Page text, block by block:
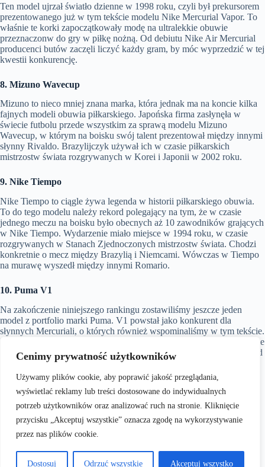
Cenimy prywatność użytkowników
Używamy plików cookie, aby poprawić jakość przeglądania,
wyświetlać reklamy lub treści dostosowane do indywidualnych
potrzeb użytkowników oraz analizować ruch na stronie. Kliknięcie
przycisku „Akceptuj wszystkie” oznacza zgodę na wykorzystywanie
przez nas plików cookie.
Dostosuj Odrzuć wszystkie Akceptuj wszystko
Ten model ujrzał światło dzienne w 1998 roku, czyli był prekursorem
prezentowanego już w tym tekście modelu Nike Mercurial Vapor. To
właśnie te korki zapoczątkowały modę na ultralekkie obuwie
przeznaczonw do gry w piłkę nożną. Od debiutu Nike Air Mercurial
producenci butów zaczęli liczyć każdy gram, by móc wyprzedzić w tej
kwestii konkurencję.
8. Mizuno Wavecup
Mizuno to nieco mniej znana marka, która jednak ma na koncie kilka
fajnych modeli obuwia piłkarskiego. Japońska firma zasłynęła w
świecie futbolu przede wszystkim za sprawą modelu Mizuno
Wavecup, w którym na boisku swój talent prezentował między innymi
słynny Rivaldo. Brazylijczyk używał ich w czasie piłkarskich
mistrzostw świata rozgrywanych w Korei i Japonii w 2002 roku.
9. Nike Tiempo
Nike Tiempo to ciągle żywa legenda w historii piłkarskiego obuwia.
To do tego modelu należy rekord polegający na tym, że w czasie
jednego meczu na boisku było obecnych aż 10 zawodników grających
w Nike Tiempo. Wydarzenie miało miejsce w 1994 roku, w czasie
rozgrywanych w Stanach Zjednoczonych mistrzostw świata. Chodzi
konkretnie o mecz między Brazylią i Niemcami. Wówczas w Tiempo
na murawę wyszedł między innymi Romario.
10. Puma V1
Na zakończenie niniejszego rankingu zostawiliśmy jeszcze jeden
model z portfolio marki Puma. V1 powstał jako konkurent dla
słynnych Mercuriali, o których również wspominaliśmy w tym tekście.
Puma także chciała dołączyć do grona producentów tworzących lekkie
buty do piłki nożnej. Szczególną sympatią model V1 cieszył się wśród
napastników, dla których szybkość na boisku jest kluczowym
czynnikiem w drodze po sukces. Z Puma V1 korzystał na przykład
Sergio Aguero, argentyński piłkarz znany z gry dla klubu Manchester
City.
Źródło zdjęć:https://news.nike.com/news/tiempo-legend-v-premium